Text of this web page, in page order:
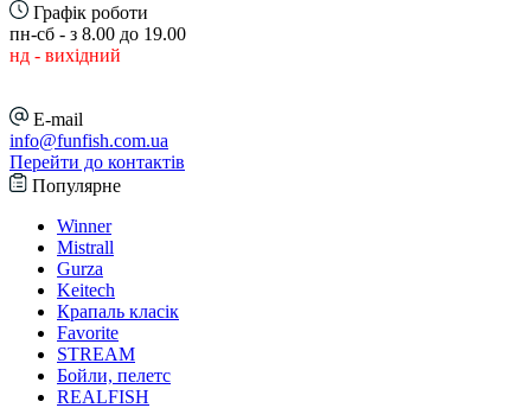
Графік роботи
пн-сб - з 8.00 до 19.00
нд - вихідний
E-mail
info@funfish.com.ua
Перейти до контактів
Популярне
Winner
Mistrall
Gurza
Keitech
Крапаль класік
Favorite
STREAM
Бойли, пелетс
REALFISH